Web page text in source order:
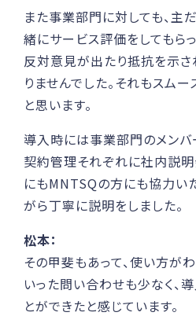
また事業部門に対しても、主
緒にサービス評価をしてもら
反対意見が出たり抵抗を示さ
りませんでした。それもスム
と思います。
導入時には事業部門のメンバ
契約管理それぞれに社内説明
にもMNTSQの方にも協力い
がら丁寧に説明をしました。
松本：
その甲斐もあって、使い方が
いった問い合わせも少なく、
とができたと感じています。